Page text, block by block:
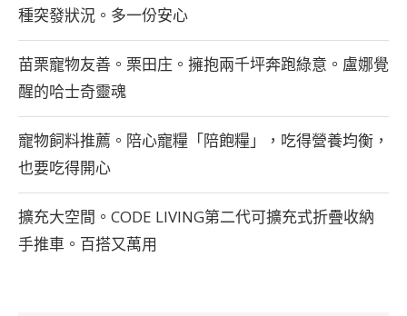
種突發狀況。多一份安心
苗栗寵物友善。栗田庄。擁抱兩千坪奔跑綠意。盧娜覺
醒的哈士奇靈魂
寵物飼料推薦。陪心寵糧「陪飽糧」，吃得營養均衡，
也要吃得開心
擴充大空間。CODE LIVING第二代可擴充式折疊收納
手推車。百搭又萬用